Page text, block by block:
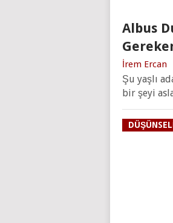
Albus
İrem Ercan
Şu yaşlı
bir şeyi